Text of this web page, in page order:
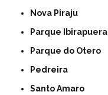
Nova Piraju
Parque Ibirapuera
Parque do Otero
Pedreira
Santo Amaro